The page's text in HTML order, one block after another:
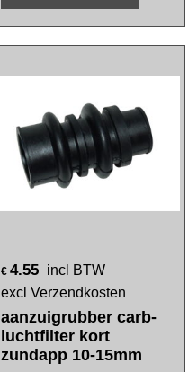
€ 4.55 incl BTW
excl Verzendkosten
aanzuigrubber carb-
luchtfilter kort
zundapp 10-15mm